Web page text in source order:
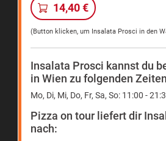
14,40 €
(Button klicken, um Insalata Prosci in den
Insalata Prosci kannst du
in Wien zu folgenden
Mo, Di, Mi, Do, Fr, Sa, So: 11:00 -
Pizza on tour liefert dir
nach: